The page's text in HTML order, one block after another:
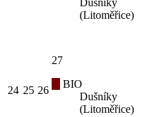
Dušníky
(Litoměřice)
24 25 26
27
BIO
Dušníky
(Litoměřice)